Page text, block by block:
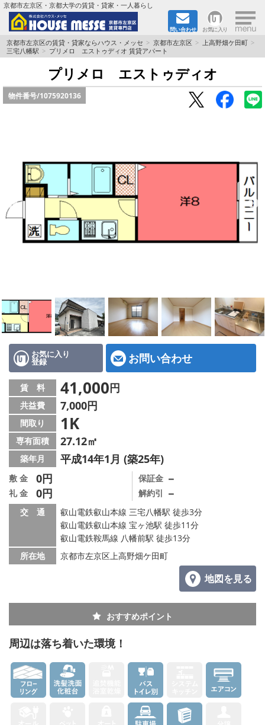
京都市左京区・京都大学の賃貸・貸家・一人暮らし
問い合わせ お気に入り ×
TOPページ
地図から検索
地域から検索
家族で住むならマンション？賃家？
一人暮らしの物件特集
ペット相談OKの賃貸！
ハウスメーカー施工特集！
路線·駅から探す
IT重説について
スタッフ紹介
賃貸管理の北白川店
店舗情報·アクセス
会社概要
メールでお問い合わせ
京都市左京区の賃貸・貸家ならハウス・メッセ 京都市左京区
上高野畑ケ田町
三宅八幡駅
プリメロ エストゥディオ 賃貸アパート
プリメロ エストゥディオ
物件番号/1075920136
お気に入り
登録 お問い合わせ
賃 料 41,000円
共益費 7,000円
間取り 1K
専有面積 27.12㎡
築年月 平成14年1月 (築25年)
敷 金 0円
礼 金 0円
保証金 －
解約引 －
交 通
叡山電鉄叡山本線 三宅八幡駅 徒歩3分
叡山電鉄叡山本線 宝ヶ池駅 徒歩11分
叡山電鉄鞍馬線 八幡前駅 徒歩13分
所在地
京都市左京区上高野畑ケ田町
地図を見る
おすすめポイント
周辺は落ち着いた環境！